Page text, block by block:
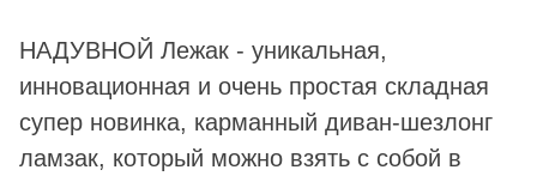
НАДУВНОЙ Лежак - уникальная,
инновационная и очень простая складная
супер новинка, карманный диван-шезлонг
ламзак, который можно взять с собой в